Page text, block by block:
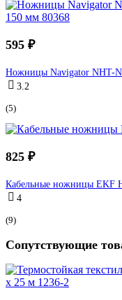
595 ₽
Ножницы Navigator NHT-
3.2
(5)
825 ₽
Кабельные ножницы EKF
4
(9)
Сопутствующие